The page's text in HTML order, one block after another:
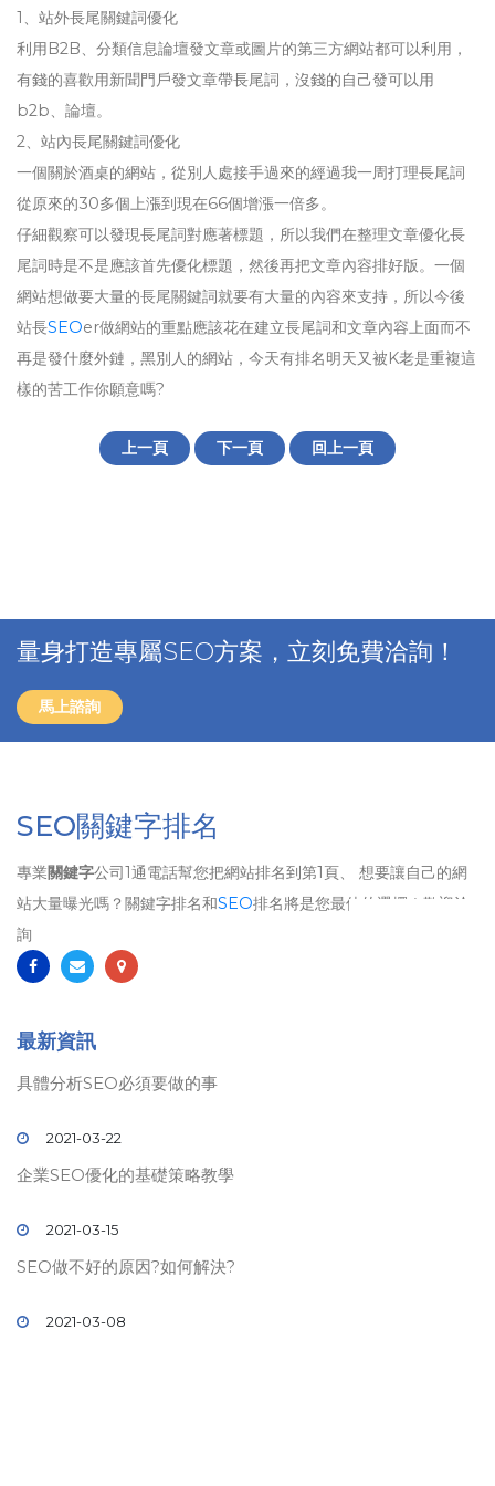
1、站外長尾關鍵詞優化
利用B2B、分類信息論壇發文章或圖片的第三方網站都可以利用，
有錢的喜歡用新聞門戶發文章帶長尾詞，沒錢的自己發可以用
b2b、論壇。
2、站內長尾關鍵詞優化
一個關於酒桌的網站，從別人處接手過來的經​​過我一周打理長尾詞
從原來的30多個上漲到現在66個增漲一倍多。
仔細觀察可以發現長尾詞對應著標題，所以我們在整理文章優化長
尾詞時是不是應該首先優化標題，然後再把文章內容排好版。一個
網站想做要大量的長尾關鍵詞就要有大量的內容來支持，所以今後
站長SEOer做網站的重點應該花在建立長尾詞和文章內容上面而不
再是發什麼外鏈，黑別人的網站，今天有排名明天又被K老是重複這
樣的苦工作你願意嗎?
上一頁 下一頁 回上一頁
量身打造專屬SEO方案，立刻免費洽詢！
馬上諮詢
SEO關鍵字排名
專業關鍵字公司1通電話幫您把網站排名到第1頁、 想要讓自己的網
站大量曝光嗎？關鍵字排名和SEO排名將是您最佳的選擇！歡迎洽
詢
最新資訊
具體分析SEO必須要做的事
2021-03-22
企業SEO優化的基礎策略教學
2021-03-15
SEO做不好的原因?如何解決?
2021-03-08